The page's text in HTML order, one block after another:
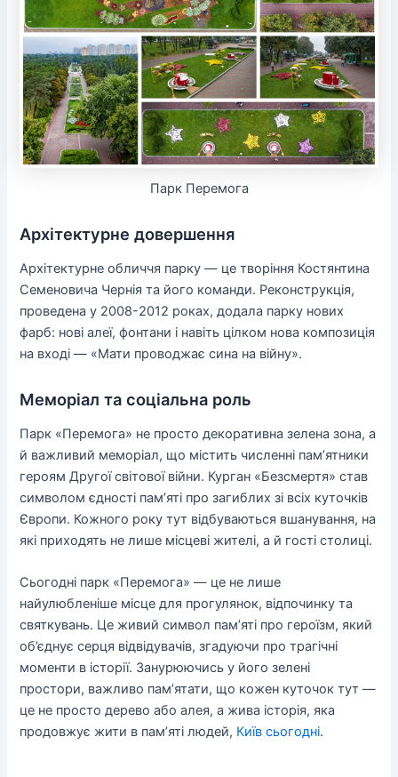
Парк Перемога
Архітектурне довершення
Архітектурне обличчя парку — це творіння Костянтина
Семеновича Чернія та його команди. Реконструкція,
проведена у 2008-2012 роках, додала парку нових
фарб: нові алеї, фонтани і навіть цілком нова композиція
на вході — «Мати проводжає сина на війну».
Меморіал та соціальна роль
Парк «Перемога» не просто декоративна зелена зона, а
й важливий меморіал, що містить численні пам’ятники
героям Другої світової війни. Курган «Безсмертя» став
символом єдності пам’яті про загиблих зі всіх куточків
Європи. Кожного року тут відбуваються вшанування, на
які приходять не лише місцеві жителі, а й гості столиці.
Сьогодні парк «Перемога» — це не лише
найулюбленіше місце для прогулянок, відпочинку та
святкувань. Це живий символ пам’яті про героїзм, який
об’єднує серця відвідувачів, згадуючи про трагічні
моменти в історії. Занурюючись у його зелені
простори, важливо пам’ятати, що кожен куточок тут —
це не просто дерево або алея, а жива історія, яка
продовжує жити в пам’яті людей, Київ сьогодні.